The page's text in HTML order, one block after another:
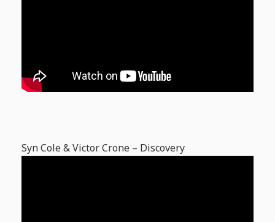
Syn Cole & Victor Crone – Discovery